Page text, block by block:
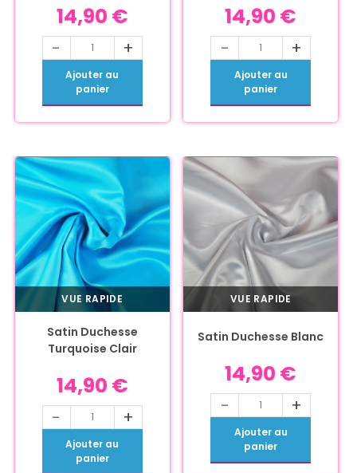
14,90 €
- +
Ajouter au
panier
14,90 €
- +
Ajouter au
panier
VUE RAPIDE
Satin Duchesse
Turquoise Clair
14,90 €
- +
Ajouter au
panier
VUE RAPIDE
Satin Duchesse Blanc
14,90 €
- +
Ajouter au
panier